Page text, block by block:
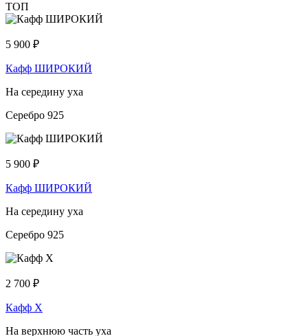
ТОП
5 900 ₽
Кафф ШИРОКИЙ
На середину уха
Серебро 925
5 900 ₽
Кафф ШИРОКИЙ
На середину уха
Серебро 925
2 700 ₽
Кафф Х
На верхнюю часть уха